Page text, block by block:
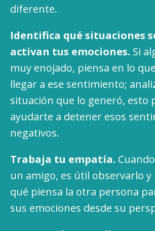
diferente.
Identifica qué situaciones
activan tus emociones. Si
muy enojado, piensa en lo
llegar a ese sentimiento;
situación que lo generó, esto
ayudarte a detener esos
negativos.
Trabaja tu empatía.
un amigo, es útil observarlo
qué piensa la otra persona
sus emociones desde su